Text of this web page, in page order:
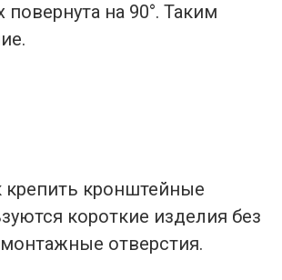
на 90°. Таким
крепить кронштейные
короткие изделия без
отверстия.